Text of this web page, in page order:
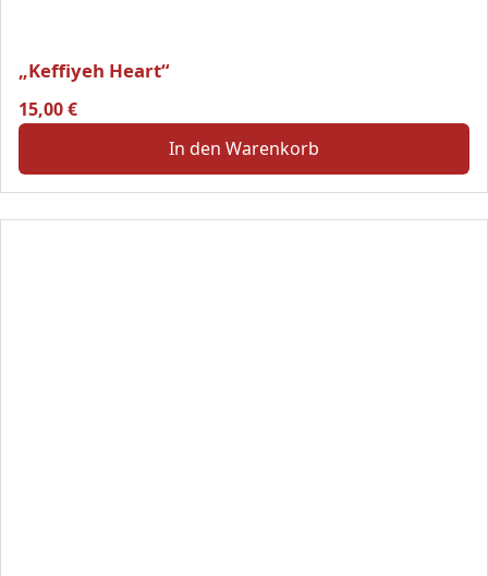
„Keffiyeh Heart“
15,00€
In den Warenkorb